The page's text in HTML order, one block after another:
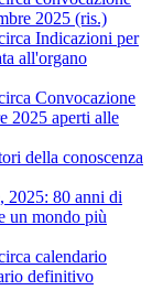
2025 (ris.)
Indicazioni per
all'organo
Convocazione
2025 aperti alle
della conoscenza
2025: 80 anni di
un mondo più
calendario
definitivo